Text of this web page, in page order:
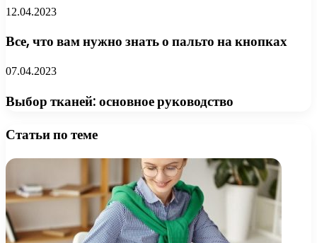
12.04.2023
Все, что вам нужно знать о пальто на кнопках
07.04.2023
Выбор тканей: основное руководство
Статьи по теме